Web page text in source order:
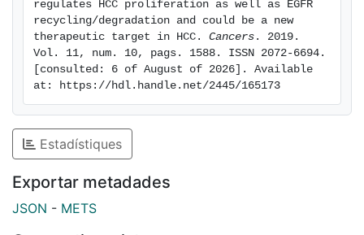
internalization/degradation mechanisms. These results
suggest that besides EGFR, calcium could be a new
therapeutic target in HCC.
regulates HCC proliferation as well as EGFR
recycling/degradation and could be a new
therapeutic target in HCC. Cancers . 2019.
Vol. 11, num. 10, pags. 1588. ISSN 2072-6694.
[consulted: 6 of August of 2026]. Available
at: https://hdl.handle.net/2445/165173
Estadístiques
Exportar metadades
JSON - METS